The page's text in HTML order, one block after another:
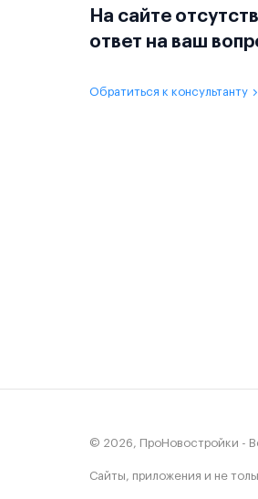
На сайте
ответ на ваш
Обратиться к консультанту
© 2026, ПроНовостройки -
Сайты, приложения и не